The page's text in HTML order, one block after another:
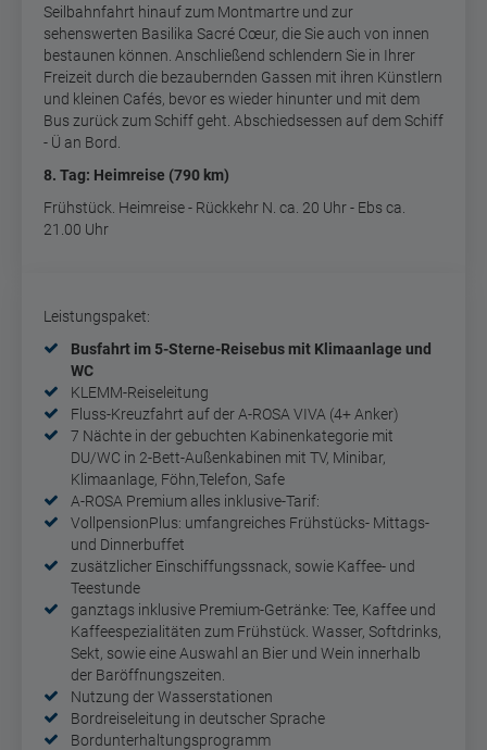
Seilbahnfahrt hinauf zum Montmartre und zur
sehenswerten Basilika Sacré Cœur, die Sie auch von innen
bestaunen können. Anschließend schlendern Sie in Ihrer
Freizeit durch die bezaubernden Gassen mit ihren Künstlern
und kleinen Cafés, bevor es wieder hinunter und mit dem
Bus zurück zum Schiff geht. Abschiedsessen auf dem Schiff
- Ü an Bord.
8. Tag: Heimreise (790 km)
Frühstück. Heimreise - Rückkehr N. ca. 20 Uhr - Ebs ca.
21.00 Uhr
Leistungspaket:
Busfahrt im 5-Sterne-Reisebus mit Klimaanlage und
WC
KLEMM-Reiseleitung
Fluss-Kreuzfahrt auf der A-ROSA VIVA (4+ Anker)
7 Nächte in der gebuchten Kabinenkategorie mit
DU/WC in 2-Bett-Außenkabinen mit TV, Minibar,
Klimaanlage, Föhn,Telefon, Safe
A-ROSA Premium alles inklusive-Tarif:
VollpensionPlus: umfangreiches Frühstücks- Mittags-
und Dinnerbuffet
zusätzlicher Einschiffungssnack, sowie Kaffee- und
Teestunde
ganztags inklusive Premium-Getränke: Tee, Kaffee und
Kaffeespezialitäten zum Frühstück. Wasser, Softdrinks,
Sekt, sowie eine Auswahl an Bier und Wein innerhalb
der Baröffnungszeiten.
Nutzung der Wasserstationen
Bordreiseleitung in deutscher Sprache
Bordunterhaltungsprogramm